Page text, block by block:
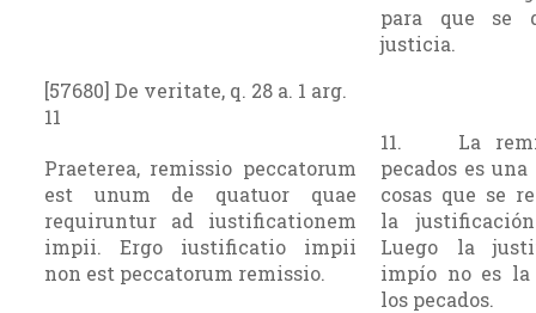
para que se
justicia.
[57680] De veritate, q. 28 a. 1 arg.
11
Praeterea, remissio peccatorum
est unum de quatuor quae
requiruntur ad iustificationem
impii. Ergo iustificatio impii
non est peccatorum remissio.
11. La
pecados es
cosas que se
la
Luego la
impío no es
los pecados.